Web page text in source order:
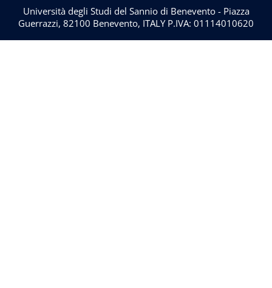
Università degli Studi del Sannio di Benevento - Piazza
Guerrazzi, 82100 Benevento, ITALY P.IVA: 01114010620